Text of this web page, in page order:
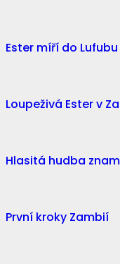
Ester míří do Lufubu
Loupeživá Ester v
Hlasitá hudba
První kroky Zambií